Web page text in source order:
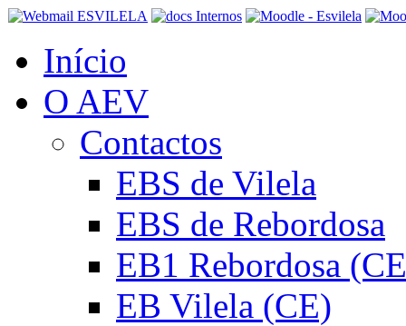
Início
O AEV
Contactos
EBS de Vilela
EBS de Rebordosa
EB1 Rebordosa
EB Vilela (CE)